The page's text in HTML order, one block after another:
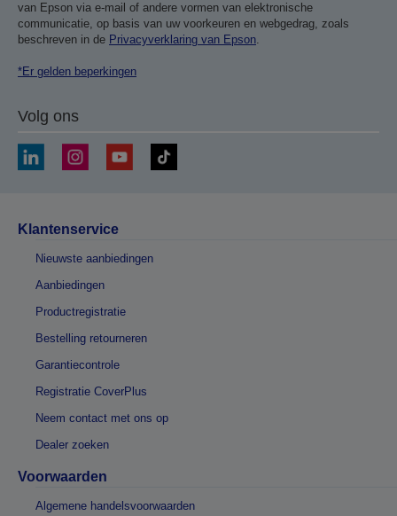
van Epson via e-mail of andere vormen van elektronische
communicatie, op basis van uw voorkeuren en webgedrag, zoals
beschreven in de Privacyverklaring van Epson.
*Er gelden beperkingen
Volg ons
Klantenservice
Nieuwste aanbiedingen
Aanbiedingen
Productregistratie
Bestelling retourneren
Garantiecontrole
Registratie CoverPlus
Neem contact met ons op
Dealer zoeken
Voorwaarden
Algemene handelsvoorwaarden